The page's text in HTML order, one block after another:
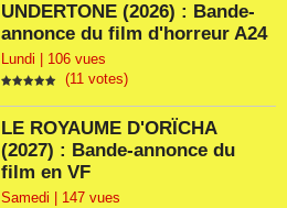
UNDERTONE (2026) : Bande-
annonce du film d'horreur A24
Lundi | 106 vues
(11 votes)
LE ROYAUME D'ORÏCHA
(2027) : Bande-annonce du
film en VF
Samedi | 147 vues